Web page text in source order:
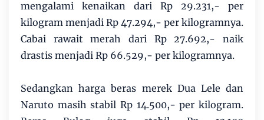
mengalami kenaikan dari Rp 29.231,- per
kilogram menjadi Rp 47.294,- per kilogramnya.
Cabai rawait merah dari Rp 27.692,- naik
drastis menjadi Rp 66.529,- per kilogramnya.
Sedangkan harga beras merek Dua Lele dan
Naruto masih stabil Rp 14.500,- per kilogram.